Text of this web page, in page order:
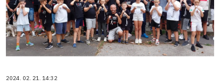
2024. 02. 21. 14:32